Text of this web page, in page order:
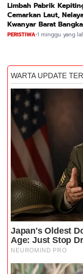
Limbah Pabrik
Cemarkan Laut,
Kwanyar Barat
Desak DLH Turun
PERISTIWA•1 minggu yang